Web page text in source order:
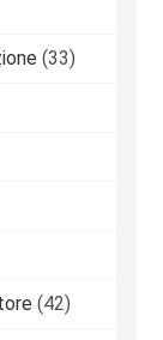
(33)
(42)